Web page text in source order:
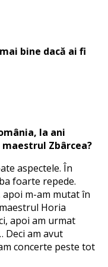
bine dacă ai fi
la ani
Zbârcea?
aspectele. În
foarte repede.
m-am mutat în
Horia
apoi am urmat
Deci am avut
concerte peste tot